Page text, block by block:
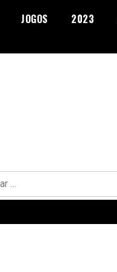
JOGOS 2023